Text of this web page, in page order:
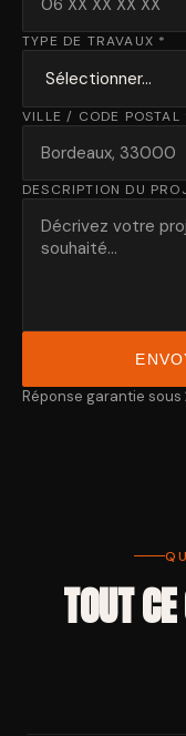
TYPE DE TRAVAUX *
VILLE / CODE POSTAL
DESCRIPTION DU
Réponse garantie sous
TOUT